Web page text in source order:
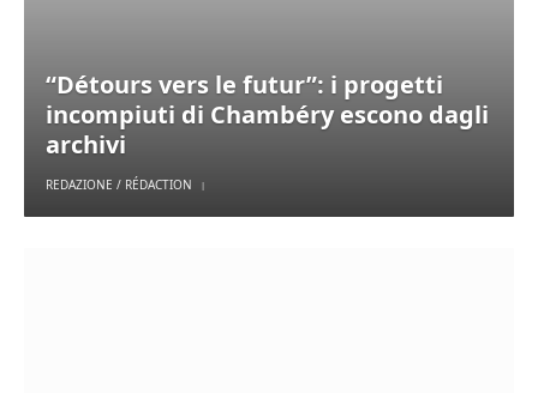
“Détours vers le futur”: i progetti
incompiuti di Chambéry escono dagli
archivi
REDAZIONE / RÉDACTION